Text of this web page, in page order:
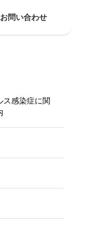
お問い合わせ
ス感染症に関